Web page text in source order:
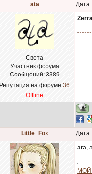
ata
Света
Участник форума
Сообщений: 3389
Репутация на форуме 36
Offline
Zerra
Little_Fox
ata,
МОЙ